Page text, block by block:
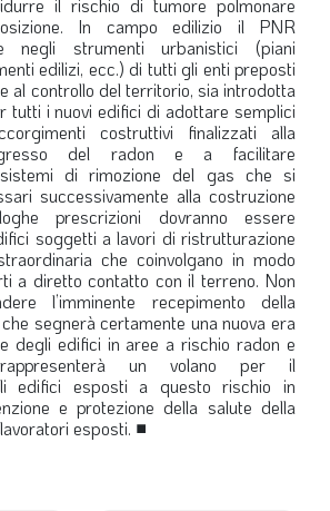
il rischio di tumore polmonare
In campo edilizio il PNR
negli strumenti urbanistici (piani
edilizi, ecc.) di tutti gli enti preposti
al controllo del territorio, sia introdotta
tutti i nuovi edifici di adottare semplici
costruttivi finalizzati alla
del radon e a facilitare
sistemi di rimozione del gas che si
successivamente alla costruzione
prescrizioni dovranno essere
soggetti a lavori di ristrutturazione
che coinvolgano in modo
a diretto contatto con il terreno. Non
l’imminente recepimento della
segnerà certamente una nuova era
degli edifici in aree a rischio radon e
rappresenterà un volano per il
edifici esposti a questo rischio in
e protezione della salute della
esposti. ■